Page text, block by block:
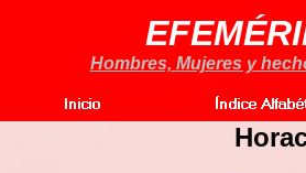
Hombres, Mujeres y